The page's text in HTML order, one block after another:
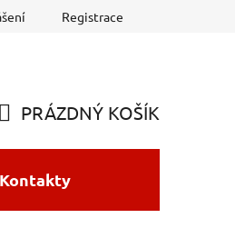
Registrace
KOŠÍK
PRÁZDNÝ KOŠÍK
Kontakty